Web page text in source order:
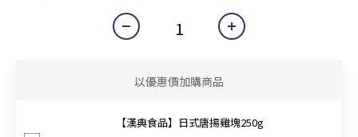
以優惠價加購商品
【漢典食品】日式唐揚雞塊250g